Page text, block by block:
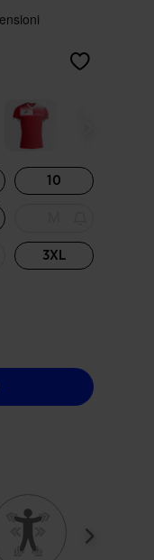
10
3XL